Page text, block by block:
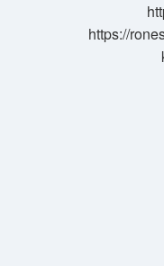
https://